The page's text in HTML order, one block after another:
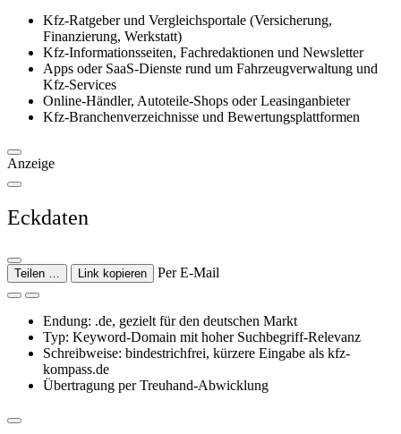
Kfz-Ratgeber und Vergleichsportale (Versicherung,
Finanzierung, Werkstatt)
Kfz-Informationsseiten, Fachredaktionen und Newsletter
Apps oder SaaS-Dienste rund um Fahrzeugverwaltung und
Kfz-Services
Online-Händler, Autoteile-Shops oder Leasinganbieter
Kfz-Branchenverzeichnisse und Bewertungsplattformen
Anzeige
Eckdaten
Teilen … Link kopieren Per E-Mail
Endung: .de, gezielt für den deutschen Markt
Typ: Keyword-Domain mit hoher Suchbegriff-Relevanz
Schreibweise: bindestrichfrei, kürzere Eingabe als kfz-
kompass.de
Übertragung per Treuhand-Abwicklung